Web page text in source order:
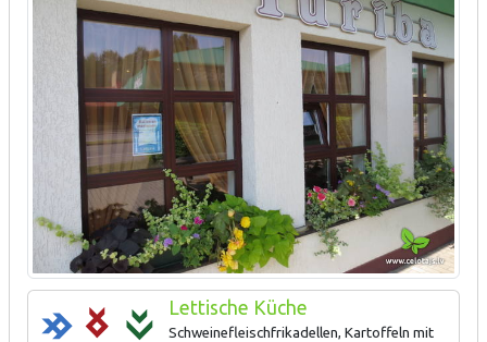
Lettische Küche
Schweinefleischfrikadellen, Kartoffeln mit